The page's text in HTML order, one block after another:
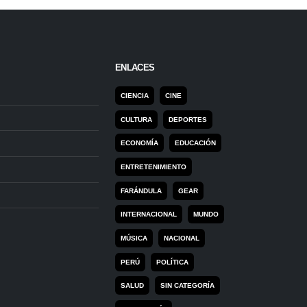
ENLACES
CIENCIA CINE
CULTURA DEPORTES
ECONOMÍA EDUCACIÓN
ENTRETENIMIENTO
FARÁNDULA GEAR
INTERNACIONAL MUNDO
MÚSICA NACIONAL
PERÚ POLÍTICA
SALUD SIN CATEGORÍA